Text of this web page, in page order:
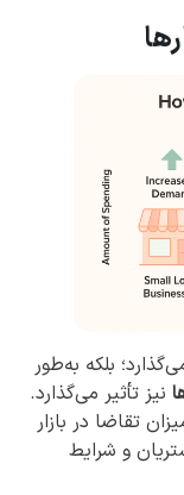
بلکه به‌طور
نیز تأثیر می‌گذارد.
تقاضا در بازار
و شرایط